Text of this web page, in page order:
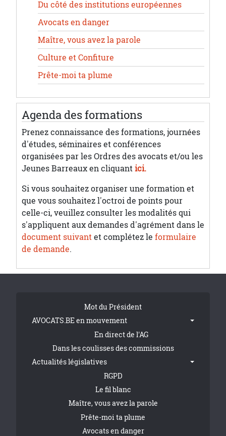
Du côté des institutions européennes
Avocats en danger
Maître, vous avez la parole
Culture et Confiture
Prête-moi ta plume
Agenda des formations
Prenez connaissance des formations, journées
d'études, séminaires et conférences
organisées par les Ordres des avocats et/ou les
Jeunes Barreaux en cliquantici.
Si vous souhaitez organiser une formation et
que vous souhaitez l'octroi de points pour
celle-ci, veuillez consulter les modalités qui
s'appliquent aux demandes d'agrément dans le
document suivantet complétez le formulaire
de demande.
Tribune FooterMot du Président
AVOCATS.BE en mouvement
En direct de l'AG
Dans les coulisses des commissions
Actualités législatives
RGPD
Le fil blanc
Maître, vous avez la parole
Prête-moi ta plume
Avocats en danger